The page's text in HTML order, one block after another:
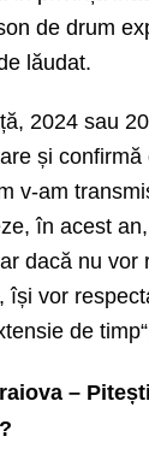
de drum
lăudat.
2024 sau
și
v-am
în acest
dacă nu
își vor
de timp
–